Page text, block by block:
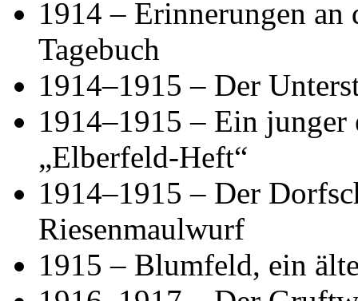
1914 – Erinnerungen an
Tagebuch
1914–1915 – Der
1914–1915 – Ein junger
„Elberfeld-Heft“
1914–1915 – Der
Riesenmaulwurf
1915 – Blumfeld, ein